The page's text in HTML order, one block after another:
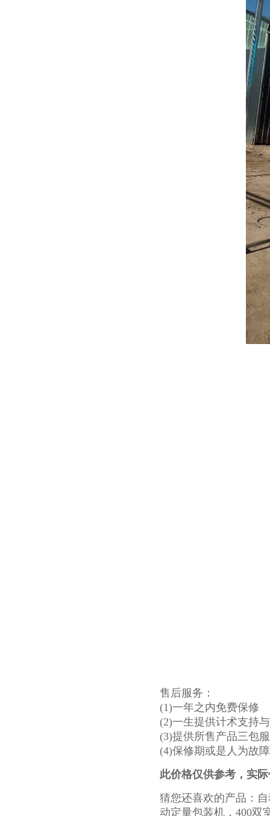
售后服务：
(1)一年之内免费保修
(2)一生提供计术支持
(3)提供所售产品三包
(4)保修期或是人为故
此价格仅供参考，实
猜您还喜欢的产品：
动定量包装机，400双